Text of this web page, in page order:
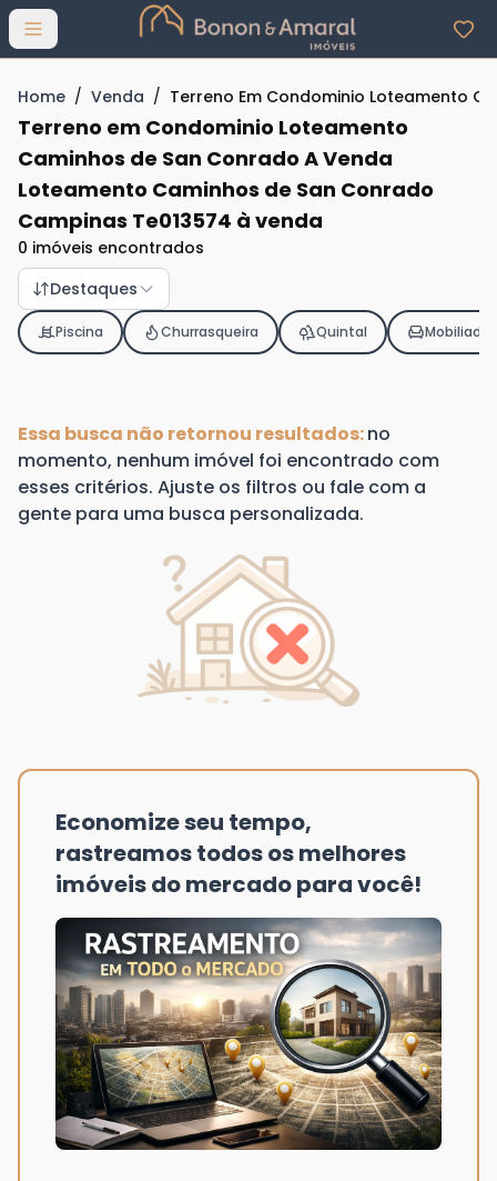
Abrir menu
Home / Venda / Terreno Em Condominio Loteamento
Terreno em Condominio Loteamento
Caminhos de San Conrado A Venda
Loteamento Caminhos de San Conrado
Campinas Te013574 à venda
0 imóveis encontrados
Destaques
Piscina Churrasqueira Quintal Mobiliado
Essa busca não retornou resultados:no
momento, nenhum imóvel foi encontrado com
esses critérios. Ajuste os filtros ou fale com a
gente para uma busca personalizada.
Economize seu tempo,
rastreamos todos os melhores
imóveis do mercado para você!